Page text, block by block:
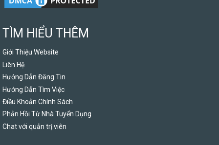
TÌM HIỂU THÊM
Giới Thiệu Website
Liên Hệ
Hướng Dẫn Đăng Tin
Hướng Dẫn Tìm Việc
Điều Khoản Chính Sách
Phản Hồi Từ Nhà Tuyển Dụng
Chat với quản trị viên